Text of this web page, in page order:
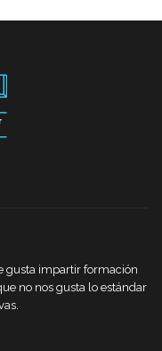
gusta impartir formación
no nos gusta lo estándar